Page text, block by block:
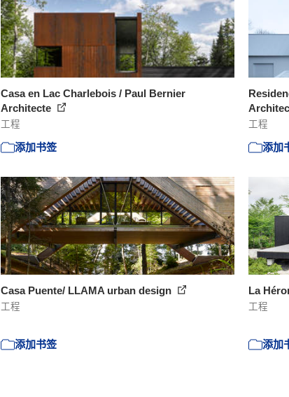
Casa en Lac Charlebois / Paul Bernier
Architecte
工程
添加书签
工程
添加
Casa Puente/ LLAMA urban design
工程
添加书签
La
工程
添加